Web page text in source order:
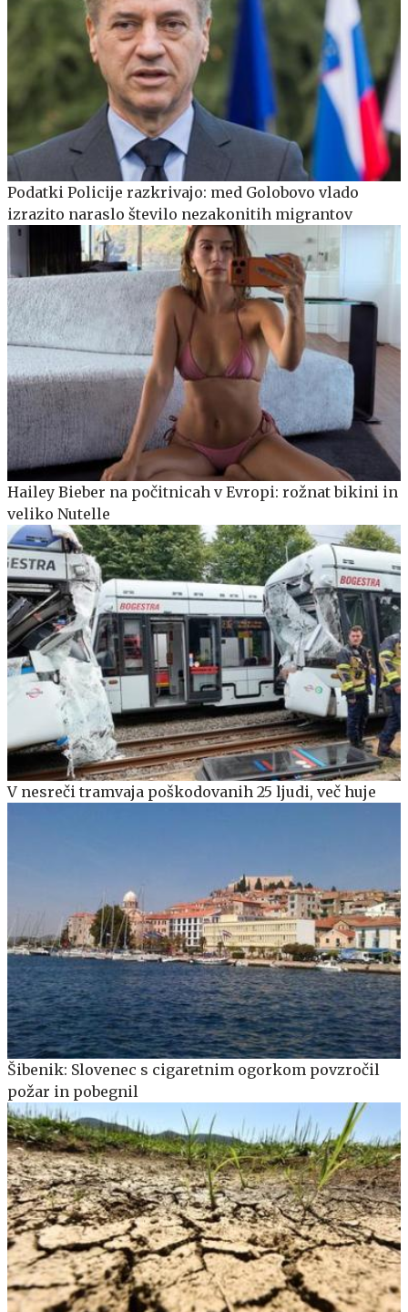
Podatki Policije razkrivajo: med Golobovo vlado
izrazito naraslo število nezakonitih migrantov
Hailey Bieber na počitnicah v Evropi: rožnat bikini in
veliko Nutelle
V nesreči tramvaja poškodovanih 25 ljudi, več huje
Šibenik: Slovenec s cigaretnim ogorkom povzročil
požar in pobegnil